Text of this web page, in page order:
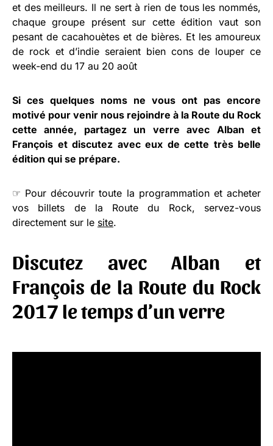
et des meilleurs. Il ne sert à rien de tous les nommés,
chaque groupe présent sur cette édition vaut son
pesant de cacahouètes et de bières. Et les amoureux
de rock et d’indie seraient bien cons de louper ce
week-end du 17 au 20 août
Si ces quelques noms ne vous ont pas encore
motivé pour venir nous rejoindre à la Route du Rock
cette année, partagez un verre avec Alban et
François et discutez avec eux de cette très belle
édition qui se prépare.
☞ Pour découvrir toute la programmation et acheter
vos billets de la Route du Rock, servez-vous
directement sur le site.
Discutez avec Alban et
François de la Route du Rock
2017 le temps d’un verre